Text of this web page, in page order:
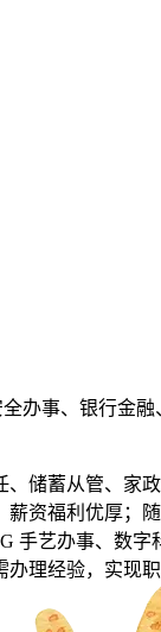
全办事、银行金
储蓄从管、家
资福利优厚；
手艺办事、数
理经验，实现